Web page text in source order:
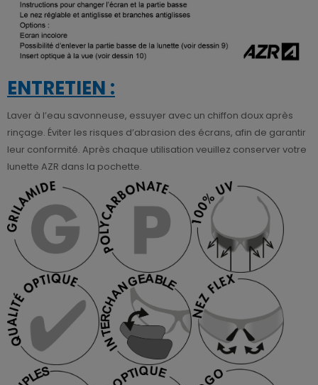
ENTRETIEN :
Laver à l’eau savonneuse, essuyer avec un chiffon doux après
rinçage. Éviter les risques d’abrasion des écrans, afin de garantir
leur conformité. Après chaque utilisation veuillez conserver votre
lunette AZR dans la pochette.